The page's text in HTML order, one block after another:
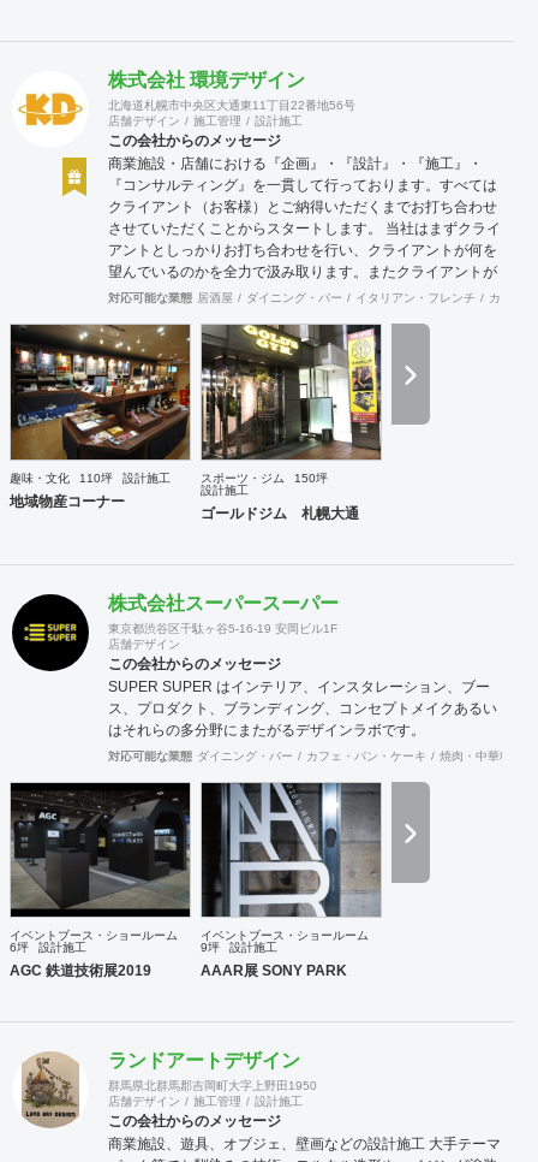
株式会社 環境デザイン
北海道札幌市中央区大通東11丁目22番地56号
店舗デザイン
施工管理 設計施工
この会社からのメッセージ
商業施設・店舗における『企画』・『設計』・『施工』・
『コンサルティング』を一貫して行っております。すべては
クライアント（お客様）とご納得いただくまでお打ち合わせ
させていただくことからスタートします。 当社はまずクライ
アントとしっかりお打ち合わせを行い、クライアントが何を
望んでいるのかを全力で汲み取ります。またクライアントが
思い描いていることをどのように表現していいのかお困りの
培ってきた当社ならではのノウハウでご提案いたします。
対応可能な業態 居酒屋 ダイニング・バー イタリアン・フレンチ カフェ
趣味・文化 110坪 設計施工
地域物産コーナー
スポーツ・ジム
150坪
設計施工
ゴールドジム 札幌大通
株式会社スーパースーパー
東京都渋谷区千駄ヶ谷5-16-19 安岡ビル1F
店舗デザイン
この会社からのメッセージ
SUPER SUPER はインテリア、インスタレーション、ブー
ス、プロダクト、ブランディング、コンセプトメイクあるい
はそれらの多分野にまたがるデザインラボです。
対応可能な業態 ダイニング・バー カフェ・パン・ケーキ 焼肉・中華料理
イベントブース・ショールーム
6坪
設計施工
AGC 鉄道技術展2019
イベントブース・ショールーム
9坪
設計施工
AAAR展 SONY PARK
ランドアートデザイン
群馬県北群馬郡吉岡町大字上野田1950
店舗デザイン
施工管理 設計施工
この会社からのメッセージ
商業施設、遊具、オブジェ、壁画などの設計施工 大手テーマ